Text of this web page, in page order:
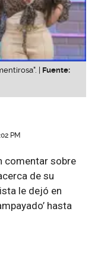
| Fuente:
PM
comentar sobre
de su
le dejó en
hasta